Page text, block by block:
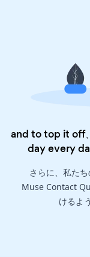
and to top it off
day every
さらに、私た
Muse Contact
けるよ